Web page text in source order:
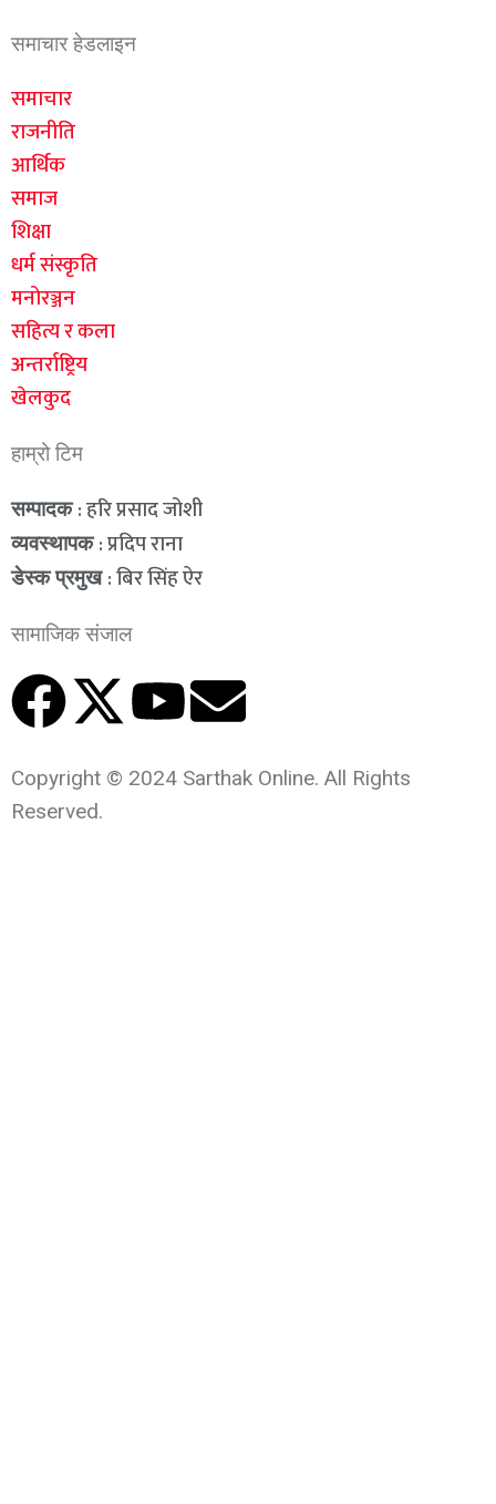
समाचार हेडलाइन
समाचार
राजनीति
आर्थिक
समाज
शिक्षा
धर्म संस्कृति
मनोरञ्जन
सहित्य र कला
अन्तर्राष्ट्रिय
खेलकुद
हाम्रो टिम
सम्पादक: हरि प्रसाद जोशी
व्यवस्थापक: प्रदिप राना
डेस्क प्रमुख : बिर सिंह ऐर
सामाजिक संजाल
Copyright © 2024 Sarthak Online. All Rights
Reserved.